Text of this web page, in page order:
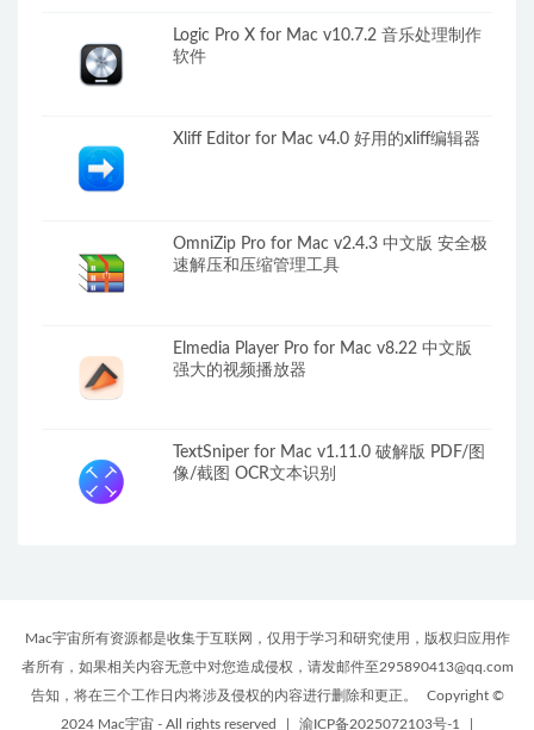
Logic Pro X for Mac v10.7.2 音乐处理制作
软件
Xliff Editor for Mac v4.0 好用的xliff编辑器
OmniZip Pro for Mac v2.4.3 中文版 安全极
速解压和压缩管理工具
Elmedia Player Pro for Mac v8.22 中文版
强大的视频播放器
TextSniper for Mac v1.11.0 破解版 PDF/图
像/截图 OCR文本识别
Mac宇宙所有资源都是收集于互联网，仅用于学习和研究使用，版权归应用作
者所有，如果相关内容无意中对您造成侵权，请发邮件至295890413@qq.com
告知，将在三个工作日内将涉及侵权的内容进行删除和更正。
Copyright ©
2024 Mac宇宙 - All rights reserved
渝ICP备2025072103号-1